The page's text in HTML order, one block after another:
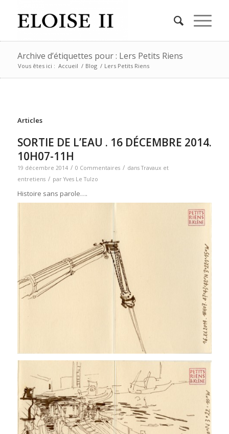
Archive d’étiquettes pour : Lers Petits Riens
Vous êtes ici : Accueil / Blog / Lers Petits Riens
Articles
SORTIE DE L’EAU . 16 DÉCEMBRE 2014.
10H07-11H
19 décembre 2014 / 0 Commentaires / dansTravaux et
entretiens / par Yves Le Tulzo
Histoire sans parole….